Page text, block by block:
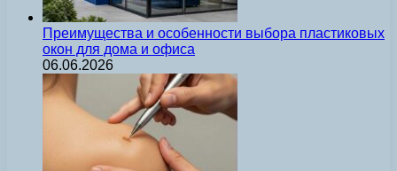
Преимущества и особенности выбора пластиковых
окон для дома и офиса
06.06.2026